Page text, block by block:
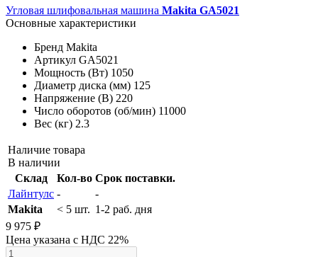
Угловая шлифовальная машина Makita GA5021
Основные характеристики
Бренд Makita
Артикул GA5021
Мощность (Вт) 1050
Диаметр диска (мм) 125
Напряжение (В) 220
Число оборотов (об/мин) 11000
Вес (кг) 2.3
Наличие товара
В наличии
Склад
Кол-во Срок поставки.
Лайнтулс -
-
Makita
< 5 шт. 1-2 раб. дня
9 975 ₽
Цена указана с НДС 22%